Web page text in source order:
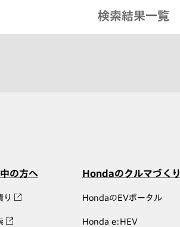
検索結果一覧
の方へ
り
Hondaのクルマづくり
HondaのEVポータル
Honda e:HEV